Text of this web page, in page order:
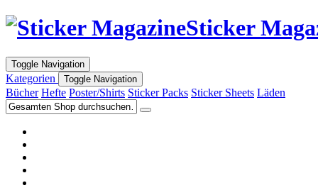
Sticker
Toggle Navigation
Kategorien Toggle Navigation
Bücher Hefte Poster/Shirts Sticker Packs Sticker Sheets Läden